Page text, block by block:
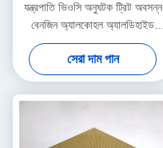
যন্ত্রপাতি ভিওসি অনুঘটক ট্রিট অবসন্ন
বেনজিন অ্যালকোহল অ্যালডিহাইড
অ্যালকেন 100x100x50 মিমি
সেরা দাম পান